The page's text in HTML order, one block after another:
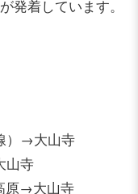
発着しています。
）→大山寺
山寺
原→大山寺